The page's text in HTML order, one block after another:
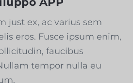
just ex, ac varius sem
eros. Fusce ipsum enim,
faucibus
tempor nulla eu